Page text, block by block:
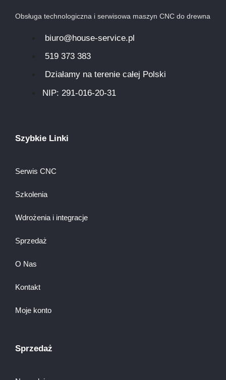
Obsługa technologiczna i serwisowa maszyn CNC do drewna
biuro@house-service.pl
519 373 383
Działamy na terenie całej Polski
NIP: 291-016-20-31​
Szybkie Linki
Serwis CNC
Szkolenia
Wdrożenia i integracje
Sprzedaż
O Nas
Kontakt
Moje konto
Sprzedaż